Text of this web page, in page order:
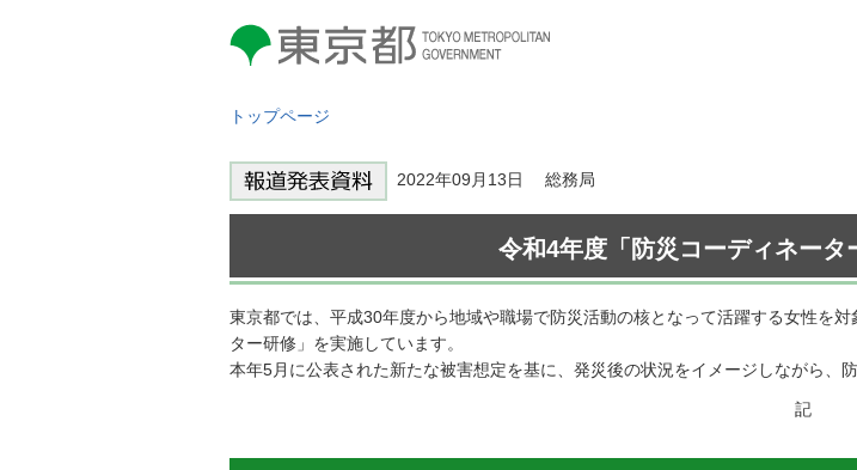
東京都 TOKYO METROPOLITAN
GOVERNMENT
トップページ
2022年09月13日 総務局
令和4年度「防災コーディネータ
東京都では、平成30年度から地域や職場で防災活動の核となって活躍する女性を
ター研修」を実施しています。
本年5月に公表された新たな被害想定を基に、発災後の状況をイメージしながら、
記